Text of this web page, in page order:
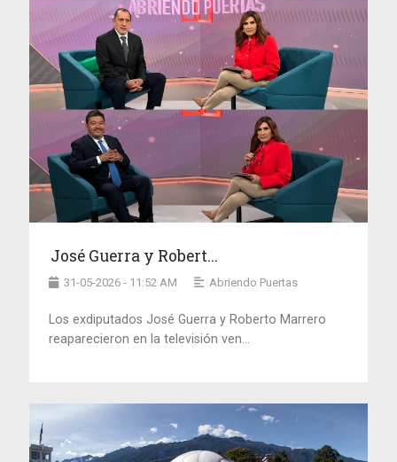
José Guerra y Robert...
31-05-2026 - 11:52 AM Abriendo Puertas
Los exdiputados José Guerra y Roberto Marrero
reaparecieron en la televisión ven...